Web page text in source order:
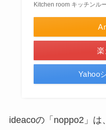
Kitchen room キッチンル
Yahoo
ideacoの「noppo2」は